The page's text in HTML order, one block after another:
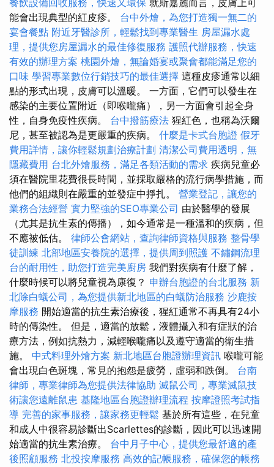
餐飲設備回收服務，快速又環保 就斯嘉麗而言，皮膚上可
能會出現典型的紅皮疹。 台中外燴，為您打造獨一無二的
宴會餐點 附近牙醫診所，輕鬆找到專業醫生 房屋漏水處
理，提供您房屋漏水的最佳修復服務 護照代辦服務，快速
有效的辦理方案 桃園外燴，無論婚宴或聚會都能滿足您的
口味 學習專業數位行銷技巧的最佳選擇 這種皮疹通常以細
點的形式出現，皮膚可以溫暖。 一方面，它們可以發生在
感染的主要位置附近（即喉嚨痛），另一方面會引起全身
性，自身免疫性疾病。 台中撥筋療法 猩紅色，也稱為沃爾
尼，甚至被認為是更嚴重的疾病。 什麼是卡式台胞證 假牙
費用詳情，讓你輕鬆規劃治療計劃 清潔公司費用透明，無
隱藏費用 台北外燴服務，滿足各類活動的需求 疾病兒童必
須在醫院里花費很長時間，並採取嚴格的流行病學措施，而
他們的組織則在嚴重的並發症中掙扎。 營業登記，讓您的
業務合法經營 實力堅強的SEO專業公司 由於醫學的發展
（尤其是抗生素的傳播），如今通常是一種溫和的疾病，但
不應被低估。 律師公會網站，查詢律師資格與服務 整骨學
徒訓練 北部地區安養院的選擇，提供周到照護 不鏽鋼流理
台的耐用性，助您打造完美廚房 我們對疾病有什麼了解，
什麼時候可以將兒童視為康復？ 申辦台胞證的台北服務 新
北除白蟻公司，為您提供新北地區的白蟻防治服務 沙鹿按
摩服務 開始適當的抗生素治療後，猩紅通常不再具有24小
時的傳染性。 但是，適當的放鬆，液體攝入和有症狀的治
療方法，例如抗熱力，減輕喉嚨痛以及遵守適當的衛生措
施。 中式料理外燴方案 新北地區台胞證辦理資訊 喉嚨可能
會出現白色斑塊，常見的抱怨是疲勞，虛弱和跌倒。 台南
律師，專業律師為您提供法律協助 滅鼠公司，專業滅鼠技
術讓您遠離鼠患 基隆地區台胞證辦理流程 按摩證照考試指
導 完善的家事服務，讓家務更輕鬆 基於所有這些，在兒童
和成人中很容易診斷出Scarlettes的診斷，因此可以迅速開
始適當的抗生素治療。 台中月子中心，提供您最舒適的產
後照顧服務 北投按摩服務 高效的記帳服務，確保您的帳務